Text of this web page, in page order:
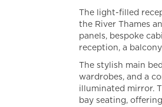
The light-filled
the River Thames
panels, bespoke
reception, a
The stylish main
wardrobes, and a
illuminated mirror.
bay seating,